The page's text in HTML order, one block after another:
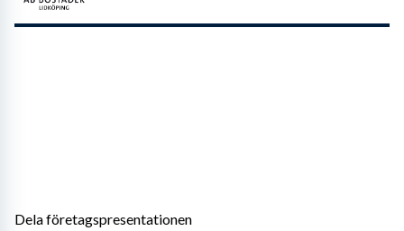
Dela företagspresentationen